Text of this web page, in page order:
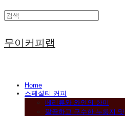
무이커피랩
Home
스페셜티 커피
베리류와 와인의 향미
깔끔하고 구수한 누룽지 맛